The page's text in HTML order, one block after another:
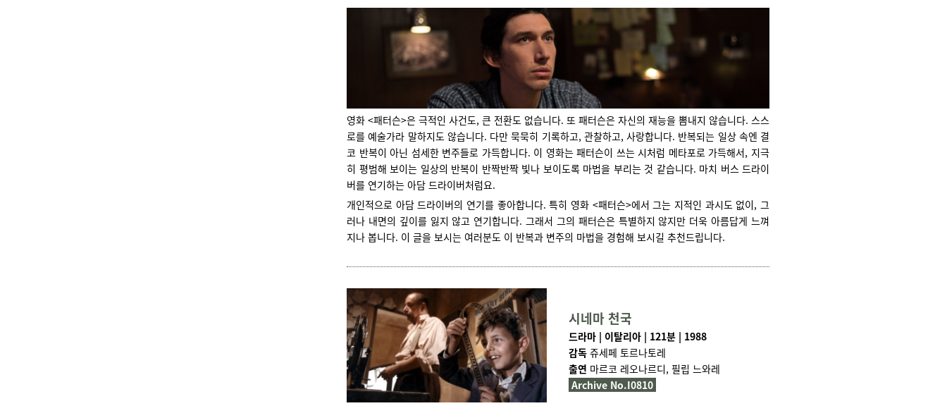
영화 <패터슨>은 극적인 사건도, 큰 전환도 없습니다. 또 패터슨은 자신의 재능을 뽐내지 않습니다. 스스
로를 예술가라 말하지도 않습니다. 다만 묵묵히 기록하고, 관찰하고, 사랑합니다. 반복되는 일상 속엔 결
코 반복이 아닌 섬세한 변주들로 가득합니다. 이 영화는 패터슨이 쓰는 시처럼 메타포로 가득해서, 지극
히 평범해 보이는 일상의 반복이 반짝반짝 빛나 보이도록 마법을 부리는 것 같습니다. 마치 버스 드라이
버를 연기하는 아담 드라이버처럼요.
개인적으로 아담 드라이버의 연기를 좋아합니다. 특히 영화 <패터슨>에서 그는 지적인 과시도 없이, 그
러나 내면의 깊이를 잃지 않고 연기합니다. 그래서 그의 패터슨은 특별하지 않지만 더욱 아름답게 느껴
지나 봅니다. 이 글을 보시는 여러분도 이 반복과 변주의 마법을 경험해 보시길 추천드립니다.
시네마 천국
드라마 | 이탈리아 | 121분 | 1988
감독 쥬세페 토르나토레
출연 마르코 레오나르디, 필립 느와레
Archive No.I0810